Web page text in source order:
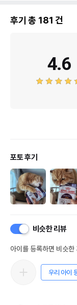
후기 총 181 건
4.6
포토 후기
비슷한 리뷰
아이를 등록하면 비슷
우리 아이